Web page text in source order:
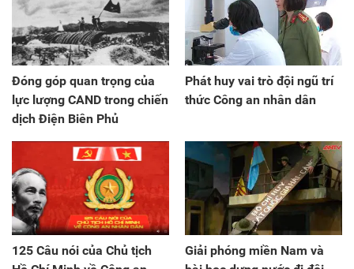
Đóng góp quan trọng của
lực lượng CAND trong chiến
dịch Điện Biên Phủ
Phát huy vai trò đội ngũ trí
thức Công an nhân dân
125 Câu nói của Chủ tịch
Giải phóng miền Nam và